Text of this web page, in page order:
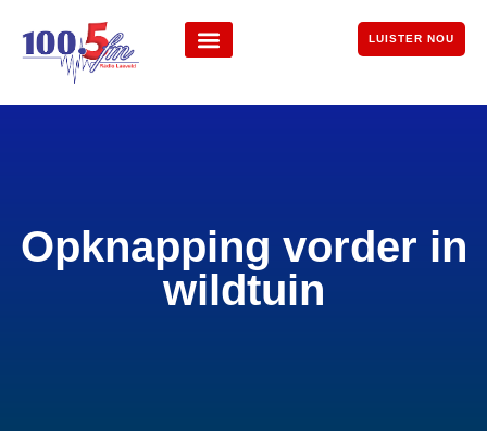
LUISTER NOU
Opknapping vorder in
wildtuin